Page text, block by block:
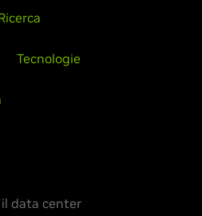
Tecnologie
il data center